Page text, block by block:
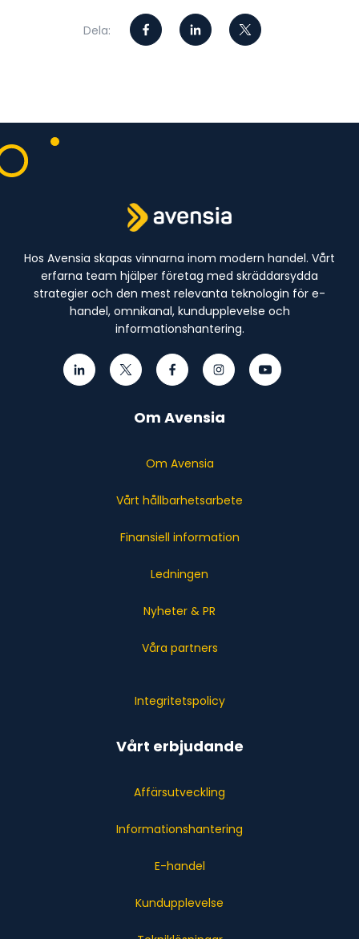
Dela:
Hos Avensia skapas vinnarna inom modern handel. Vårt
erfarna team hjälper företag med skräddarsydda
strategier och den mest relevanta teknologin för e-
handel, omnikanal, kundupplevelse och
informationshantering.
Om Avensia
Om Avensia
Vårt hållbarhetsarbete
Finansiell information
Ledningen
Nyheter & PR
Våra partners
Integritetspolicy
Vårt erbjudande
Affärsutveckling
Informationshantering
E-handel
Kundupplevelse